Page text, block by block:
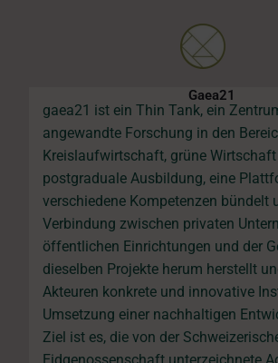
Gaea21
gaea21 ist ein Thin Tank, ein
angewandte Forschung in den
Kreislaufwirtschaft, grüne Wirtschaft
postgraduale Ausbildung, eine
verschiedene Kompetenzen bündelt
Verbindung zwischen privaten
öffentlichen Einrichtungen und der
dieselben Projekte herum herstellt
Akteuren konkrete und innovative
Umsetzung einer nachhaltigen
Ziel ist es, die von der